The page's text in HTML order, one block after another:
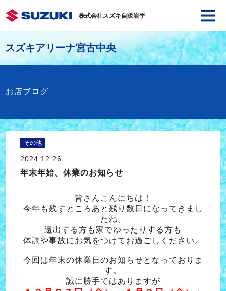
株式会社スズキ自販岩手
スズキアリーナ宮古中央
お店ブログ
その他
2024.12.26
年末年始、休業のお知らせ
皆さんこんにちは！
今年も残すところあと残り数日になってきまし
たね。
遠出する方も家でゆったりする方も
体調や事故にお気をつけてお過ごしください。
今回は年末の休業日のお知らせとなっておりま
す。
誠に勝手ではありますが